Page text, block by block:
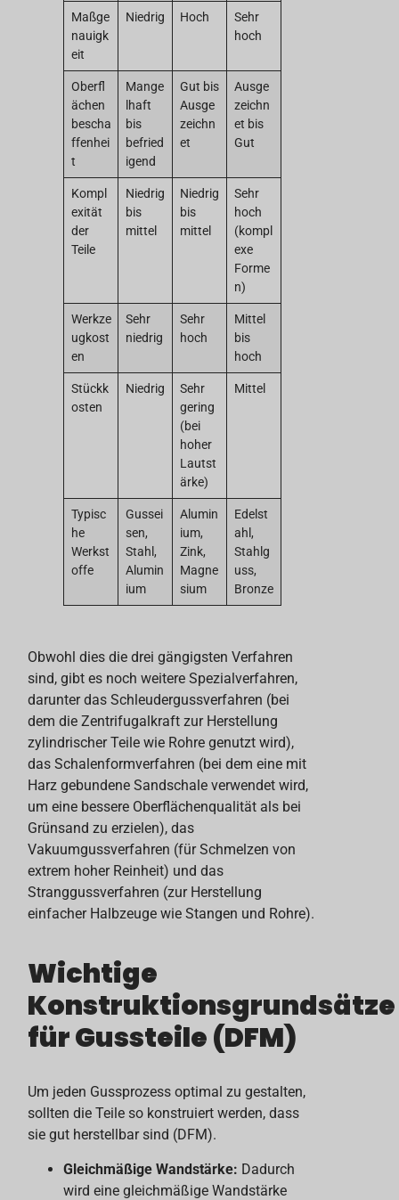
Maßge
nauigk
eit
Niedrig Hoch
Sehr
hoch
Oberfl
ächen
bescha
ffenhei
t
Mange
lhaft
bis
befried
igend
Gut bis
Ausge
zeichn
et
Ausge
zeichn
et bis
Gut
Kompl
exität
der
Teile
Niedrig
bis
mittel
Niedrig
bis
mittel
Sehr
hoch
(kompl
exe
Forme
n)
Werkze
ugkost
en
Sehr
niedrig
Sehr
hoch
Mittel
bis
hoch
Stückk
osten
Niedrig
Sehr
gering
(bei
hoher
Lautst
ärke)
Mittel
Typisc
he
Werkst
offe
Gussei
sen,
Stahl,
Alumin
ium
Alumin
ium,
Zink,
Magne
sium
Edelst
ahl,
Stahlg
uss,
Bronze
Obwohl dies die drei gängigsten Verfahren
sind, gibt es noch weitere Spezialverfahren,
darunter das Schleudergussverfahren (bei
dem die Zentrifugalkraft zur Herstellung
zylindrischer Teile wie Rohre genutzt wird),
das Schalenformverfahren (bei dem eine mit
Harz gebundene Sandschale verwendet wird,
um eine bessere Oberflächenqualität als bei
Grünsand zu erzielen), das
Vakuumgussverfahren (für Schmelzen von
extrem hoher Reinheit) und das
Stranggussverfahren (zur Herstellung
einfacher Halbzeuge wie Stangen und Rohre).
Wichtige
Konstruktionsgrundsätze
für Gussteile (DFM)
Um jeden Gussprozess optimal zu gestalten,
sollten die Teile so konstruiert werden, dass
sie gut herstellbar sind (DFM).
Gleichmäßige Wandstärke: Dadurch
wird eine gleichmäßige Wandstärke